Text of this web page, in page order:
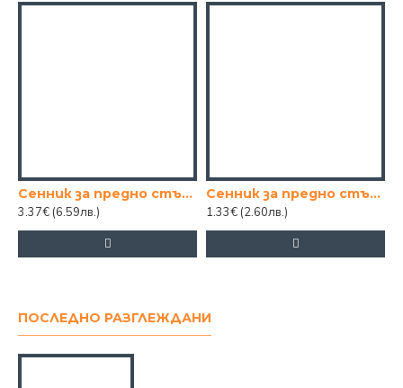
Сенник за предно стъкло 110x60 см.
3.37€ (6.59лв.)
Сенник за предно стъкло 130см х 60cm
1.33€ (2.60лв.)
ПОСЛЕДНО РАЗГЛЕЖДАНИ